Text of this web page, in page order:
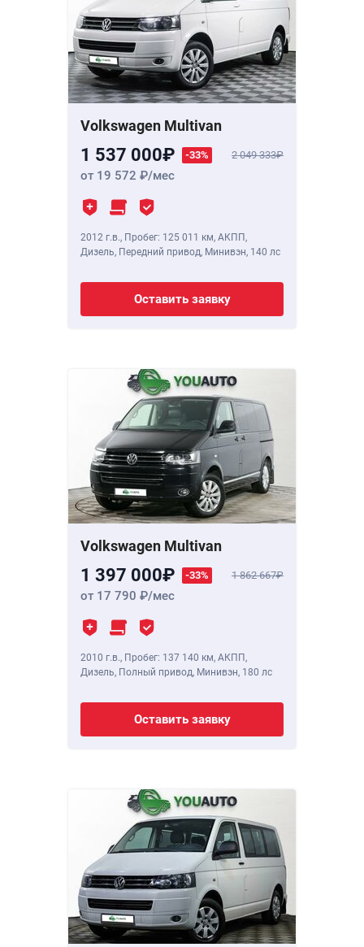
Volkswagen Multivan
1 537 000 -33% 2 049 333
от 19 572 /мес
2012 г.в., Пробег: 125 011 км, АКПП,
Дизель, Передний привод, Минивэн, 140 лс
Оставить заявку
Volkswagen Multivan
1 397 000 -33% 1 862 667
от 17 790 /мес
2010 г.в., Пробег: 137 140 км, АКПП,
Дизель, Полный привод, Минивэн, 180 лс
Оставить заявку